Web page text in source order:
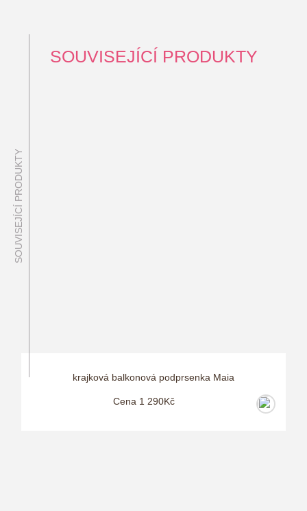
SOUVISEJÍCÍ PRODUKTY
SOUVISEJÍCÍ PRODUKTY
krajková balkonová podprsenka Maia
Cena 1 290Kč